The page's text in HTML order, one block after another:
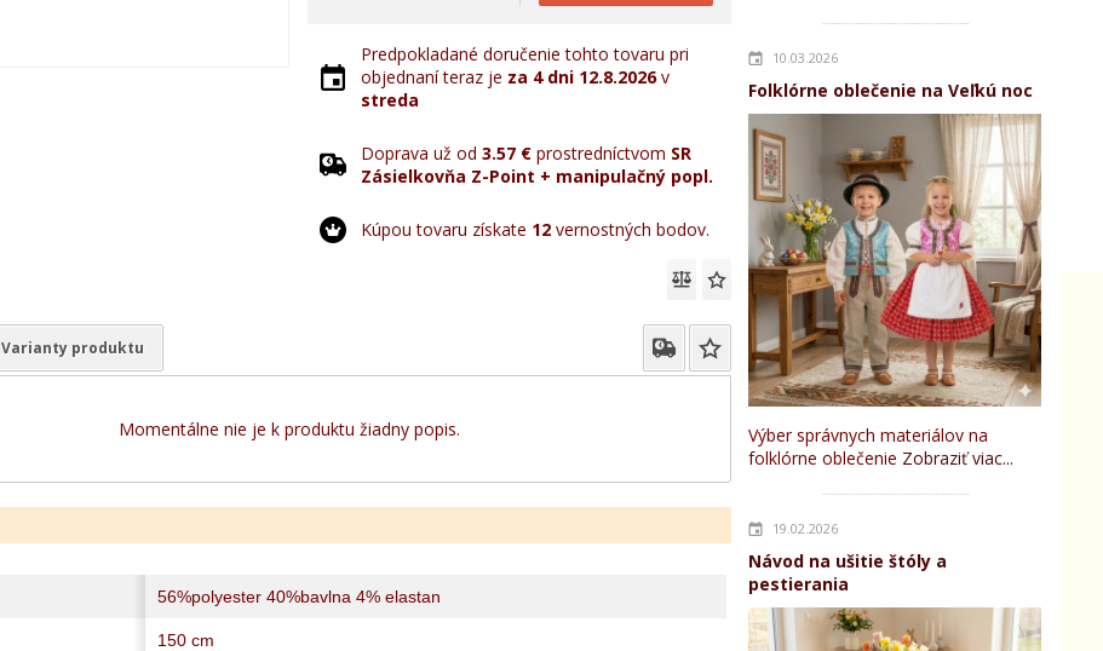
10.03.2026
Folklórne oblečenie na Veľkú noc
Výber správnych materiálov na
folklórne oblečenie Zobraziť viac...
19.02.2026
Návod na ušitie štóly a
pestierania
Predpokladané doručenie tohto tovaru pri
objednaní teraz je za 4 dni 12.8.2026v
streda
Doprava už od 3.57 € prostredníctvom SR
Zásielkovňa Z-Point + manipulačný popl.
Kúpou tovaru získate 12 vernostných bodov.
Varianty produktu
Momentálne nie je k produktu žiadny popis.
56%polyester 40%bavlna 4% elastan
150 cm